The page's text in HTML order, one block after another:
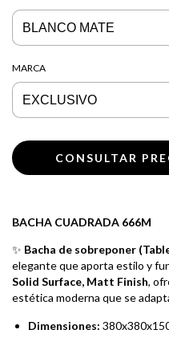
MARCA
BACHA CUADRADA 666M
✨ Bacha de sobreponer
elegante que aporta estilo y
Solid Surface, Matt Finish,
estética moderna que se
Dimensiones: